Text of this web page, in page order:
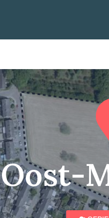
Oost-